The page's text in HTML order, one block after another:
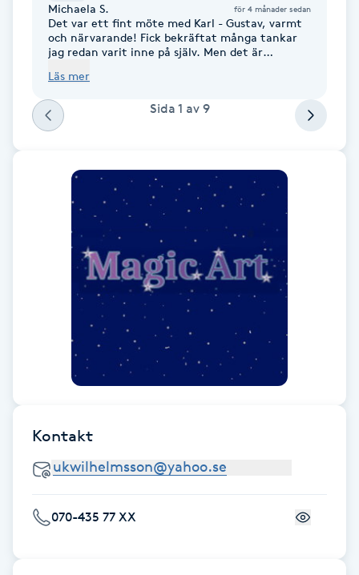
Diamantslipning
Enzympeeling
Extensions
Extensions borttagning
Eyeliner-tatuering
Face framing
Faceliftmassage
Fet hårbotten
Fettreducering
Michaela S. för 4 månader sedan
Det var ett fint möte med Karl - Gustav, varmt
och närvarande! Fick bekräftat många tankar
jag redan varit inne på själv. Men det är
Läs mer
Sida 1 av 9
Kontakt
070-435 77 XX